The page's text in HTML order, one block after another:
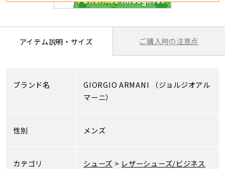
アイテム説明・サイズ ご購入時の注意点
ブランド名 GIORGIO ARMANI
（ジョルジオアル
マーニ）
性別 メンズ
カテゴリ シューズ > レザーシューズ/ビジネス